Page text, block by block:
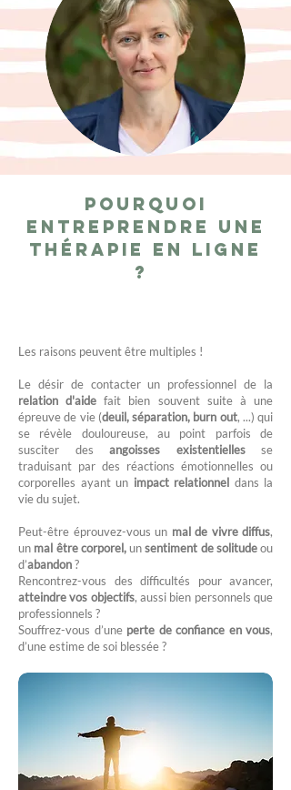
Pourquoi
entreprendre une
thérapie en ligne
?
Les raisons peuvent être multiples !
Le désir de contacter un professionnel de la
relation d'aide fait bien souvent suite à une
épreuve de vie (deuil, séparation, burn out, ...) qui
se révèle douloureuse, au point parfois de
susciter des angoisses existentiellesse
traduisant par des réactions émotionnelles ou
corporelles ayant un impact relationnel dans la
vie du sujet.
Peut-être éprouvez-vous un mal de vivre diffus,
un mal être corporel,unsentiment de solitudeou
d’abandon?
Rencontrez-vous des difficultés pour avancer,
atteindre vos objectifs, aussi bien personnels que
professionnels ?
Souffrez-vous d’une perte de confiance en vous,
d’une estime de soi blessée ?​​